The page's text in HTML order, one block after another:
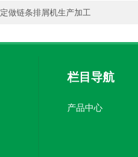
定做链条排屑机生产加工
栏目导航
产品中心